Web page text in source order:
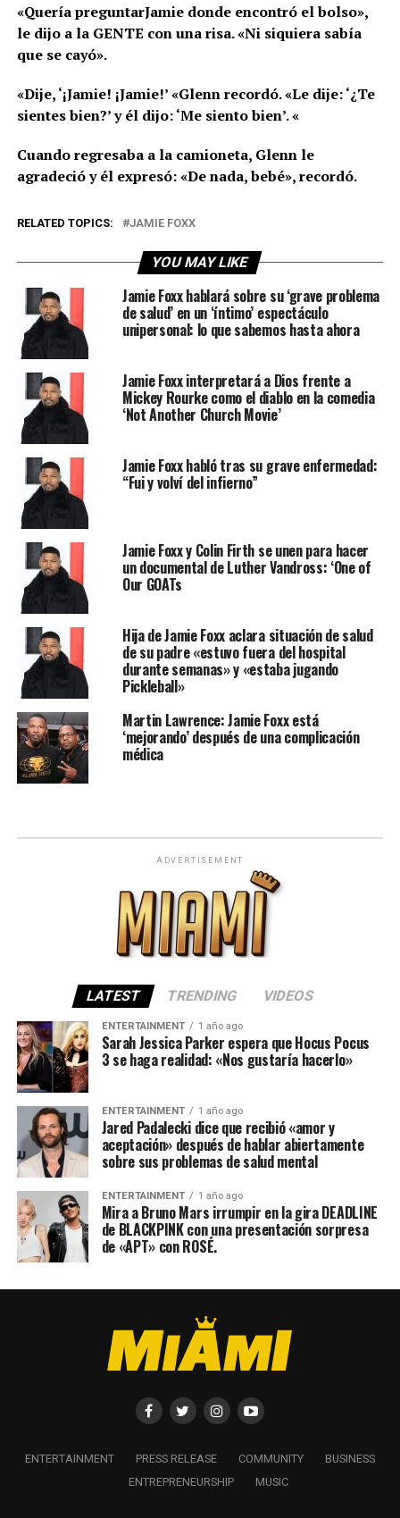
«Quería preguntarJamie donde encontró el bolso»,
le dijo a la GENTE con una risa. «Ni siquiera sabía
que se cayó».
«Dije, ‘¡Jamie! ¡Jamie!’ «Glenn recordó. «Le dije: ‘¿Te
sientes bien?’ y él dijo: ‘Me siento bien’. «
Cuando regresaba a la camioneta, Glenn le
agradeció y él expresó: «De nada, bebé», recordó.
RELATED TOPICS: JAMIE FOXX
YOU MAY LIKE
Jamie Foxx hablará sobre su ‘grave problema
de salud’ en un ‘íntimo’ espectáculo
unipersonal: lo que sabemos hasta ahora
Jamie Foxx interpretará a Dios frente a
Mickey Rourke como el diablo en la comedia
‘Not Another Church Movie’
Jamie Foxx habló tras su grave enfermedad:
“Fui y volví del infierno”
Jamie Foxx y Colin Firth se unen para hacer
un documental de Luther Vandross: ‘One of
Our GOATs
Hija de Jamie Foxx aclara situación de salud
de su padre «estuvo fuera del hospital
durante semanas» y «estaba jugando
Pickleball»
Martin Lawrence: Jamie Foxx está
‘mejorando’ después de una complicación
médica
ADVERTISEMENT
LATEST TRENDING VIDEOS
ENTERTAINMENT 1 año ago
Sarah Jessica Parker espera que Hocus Pocus
3 se haga realidad: «Nos gustaría hacerlo»
ENTERTAINMENT 1 año ago
Jared Padalecki dice que recibió «amor y
aceptación» después de hablar abiertamente
sobre sus problemas de salud mental
ENTERTAINMENT 1 año ago
Mira a Bruno Mars irrumpir en la gira DEADLINE
de BLACKPINK con una presentación sorpresa
de «APT» con ROSÉ.
ENTERTAINMENT PRESS RELEASE COMMUNITY
BUSINESS
ENTREPRENEURSHIP
MUSIC